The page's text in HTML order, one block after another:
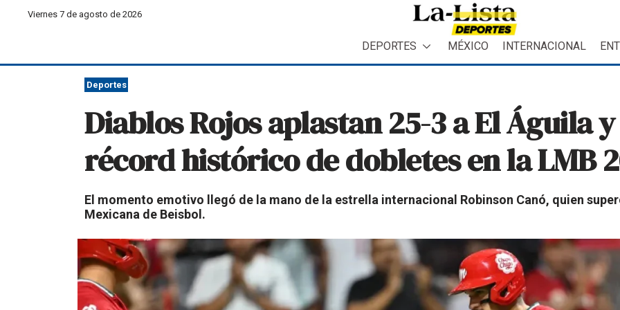
Viernes 7 de agosto de 2026
DEPORTES MÉXICO INTERNACIONAL
Deportes
Diablos Rojos aplastan 25-3 a El Águila
récord histórico de dobletes en la LMB
El momento emotivo llegó de la mano de la estrella internacional Robinson Canó, quien
Mexicana de Beisbol.